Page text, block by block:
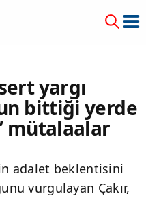
yargı
bittiği yerde
mütalaalar
adalet beklentisini
vurgulayan Çakır,